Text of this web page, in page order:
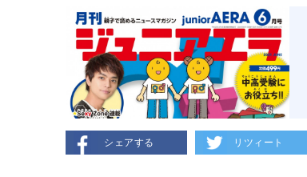
シェアする リツィート